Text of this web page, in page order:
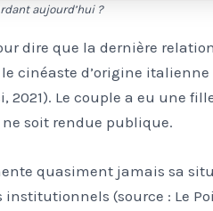
aujourd’hui ?
dire que la dernière
cinéaste d’origine
2021). Le couple a eu une
soit rendue publique.
quasiment jamais sa
(source : Le